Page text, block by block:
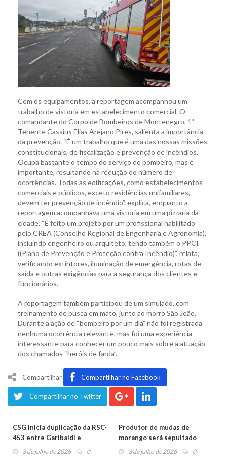
Com os equipamentos, a reportagem acompanhou um
trabalho de vistoria em estabelecimento comercial. O
comandante do Corpo de Bombeiros de Montenegro, 1º
Tenente Cassius Elias Arejano Pires, salienta a importância
da prevenção. “É um trabalho que é uma das nossas missões
constitucionais, de fiscalização e prevenção de incêndios.
Ocupa bastante o tempo do serviço do bombeiro, mas é
importante, resultando na redução do número de
ocorrências. Todas as edificações, como estabelecimentos
comerciais e públicos, exceto residências unifamiliares,
devem ter prevenção de incêndio”, explica, enquanto a
reportagem acompanhava uma vistoria em uma pizzaria da
cidade. “É feito um projeto por um profissional habilitado
pelo CREA (Conselho Regional de Engenharia e Agronomia),
incluindo engenheiro ou arquiteto, tendo também o PPCI
((Plano de Prevenção e Proteção contra Incêndio)”, relata,
verificando extintores, iluminação de emergência, rotas de
saída e outras exigências para a segurança dos clientes e
funcionários.
A reportagem também participou de um simulado, com
treinamento de busca em mato, junto ao morro São João.
Durante a ação de “bombeiro por um dia” não foi registrada
nenhuma ocorrência relevante, mas foi uma experiência
interessante para conhecer um pouco mais sobre a atuação
dos chamados “heróis de farda”.
Compartilhar Compartilhar no Facebook
Compartilhar no Twitter
CSG inicia duplicação da RSC-
453 entre Garibaldi e
Farroupilha
3 de julho de 2026 0
Produtor de mudas de
morango será sepultado
neste sábado
3 de julho de 2026 0